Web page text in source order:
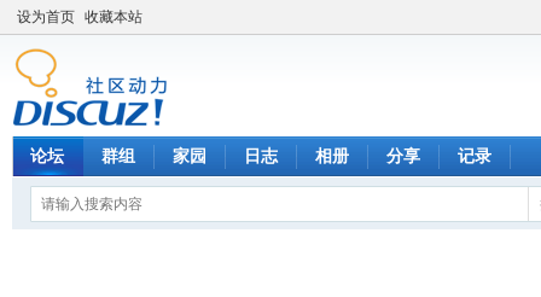
设为首页 收藏本站
论坛 群组 家园 日志 相册 分享 记录